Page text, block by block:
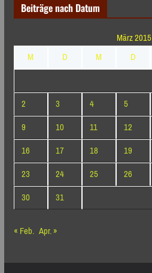
Beiträge nach Datum
März 2015
M
D M D
2
3 4 5
9
10 11 12
16
17 18 19
23
24 25 26
30
31
« Feb. Apr. »